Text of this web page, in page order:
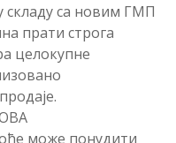
складу са новим ГМП
прати строга
целокупне
може понудити